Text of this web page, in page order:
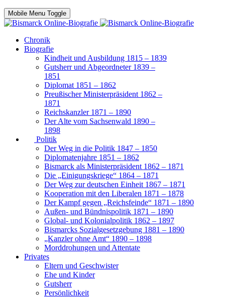
Mobile Menu Toggle
Chronik
Biografie
Kindheit und Ausbildung 1815 – 1839
Gutsherr und Abgeordneter 1839 –
1851
Diplomat 1851 – 1862
Preußischer Ministerpräsident 1862 –
1871
Reichskanzler 1871 – 1890
Der Alte vom Sachsenwald 1890 –
1898
Politik
Der Weg in die Politik 1847 – 1850
Diplomatenjahre 1851 – 1862
Bismarck als Ministerpräsident 1862 – 1871
Die „Einigungskriege“ 1864 – 1871
Der Weg zur deutschen Einheit 1867 – 1871
Kooperation mit den Liberalen 1871 – 1878
Der Kampf gegen „Reichsfeinde“ 1871 – 1890
Außen- und Bündnispolitik 1871 – 1890
Global- und Kolonialpolitik 1862 – 1897
Bismarcks Sozialgesetzgebung 1881 – 1890
„Kanzler ohne Amt“ 1890 – 1898
Morddrohungen und Attentate
Privates
Eltern und Geschwister
Ehe und Kinder
Gutsherr
Persönlichkeit